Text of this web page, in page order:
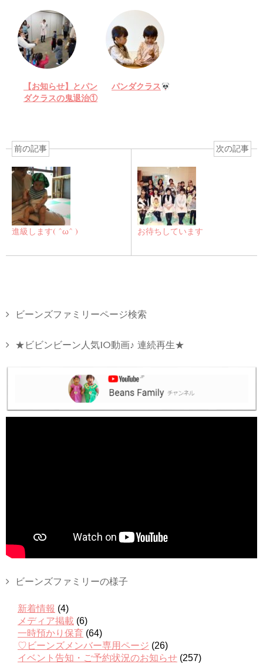
【お知らせ】とパン
ダクラスの鬼退治①
パンダクラス
前の記事
進級します( ^ω^ )
次の記事
お待ちしています
ビーンズファミリーページ検索
★ビビンビーン人気10動画♪ 連続再生★
ビーンズファミリーの様子
新着情報 (4)
メディア掲載 (6)
一時預かり保育 (64)
♡ビーンズメンバー専用ページ (26)
イベント告知・ご予約状況のお知らせ (257)